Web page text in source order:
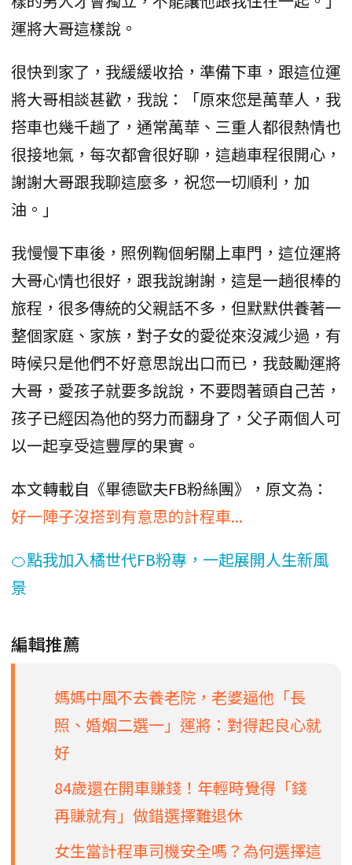
運將大哥這樣說。
很快到家了，我緩緩收拾，準備下車，跟這位運
將大哥相談甚歡，我說：「原來您是萬華人，我
搭車也幾千趟了，通常萬華、三重人都很熱情也
很接地氣，每次都會很好聊，這趟車程很開心，
謝謝大哥跟我聊這麼多，祝您一切順利，加
油。」
我慢慢下車後，照例鞠個躬關上車門，這位運將
大哥心情也很好，跟我說謝謝，這是一趟很棒的
旅程，很多傳統的父親話不多，但默默供養著一
整個家庭、家族，對子女的愛從來沒減少過，有
時候只是他們不好意思說出口而已，我鼓勵運將
大哥，愛孩子就要多說說，不要悶著頭自己苦，
孩子已經因為他的努力而翻身了，父子兩個人可
以一起享受這豐厚的果實。
本文轉載自《畢德歐夫FB粉絲團》，原文為：
好一陣子沒搭到有意思的計程車...
🍊點我加入橘世代FB粉專，一起展開人生新風
景
編輯推薦
媽媽中風不去養老院，老婆逼他「長
照、婚姻二選一」運將：對得起良心就
好
84歲還在開車賺錢！年輕時覺得「錢
再賺就有」做錯選擇難退休
女生當計程車司機安全嗎？為何選擇這